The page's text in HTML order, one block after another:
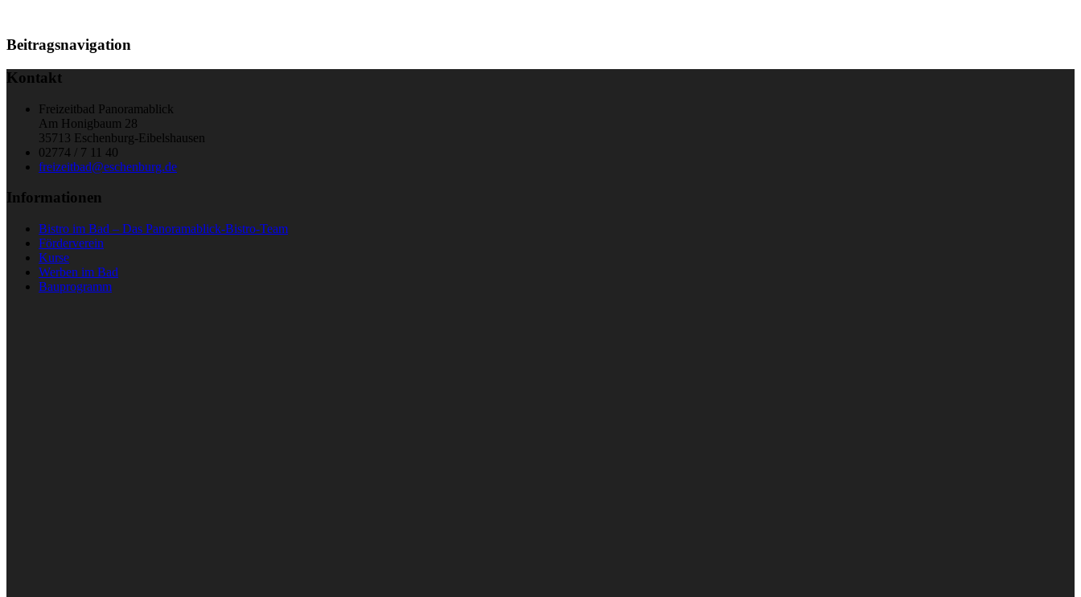
Beitragsnavigation
Kontakt
Freizeitbad Panoramablick
Am Honigbaum 28
35713 Eschenburg-Eibelshausen
02774 / 7 11 40
freizeitbad@eschenburg.de
Informationen
Bistro im Bad – Das Panoramablick-Bistro-Team
Förderverein
Kurse
Werben im Bad
Bauprogramm